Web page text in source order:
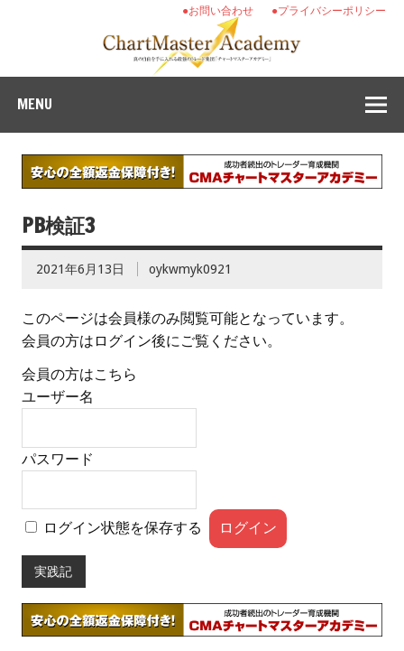
●プライバシーポリシー
●お問い合わせ
MENU
PB検証3
2021年6月13日 oykwmyk0921
このページは会員様のみ閲覧可能となっています。
会員の方はログイン後にご覧ください。
会員の方はこちら
ユーザー名
パスワード
ログイン状態を保存する
実践記